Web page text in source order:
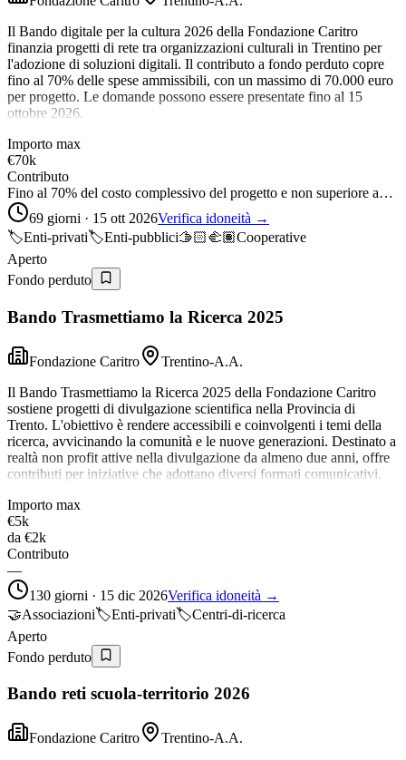
Il Bando digitale per la cultura 2026 della Fondazione Caritro
finanzia progetti di rete tra organizzazioni culturali in Trentino per
l'adozione di soluzioni digitali. Il contributo a fondo perduto copre
fino al 70% delle spese ammissibili, con un massimo di 70.000 euro
per progetto. Le domande possono essere presentate fino al 15
ottobre 2026.
Importo max
€70k
Contributo
Fino al 70% del costo complessivo del progetto e non superiore a…
69 giorni · 15 ott 2026Verifica idoneità →
🏷️Enti-privati🏷️Enti-pubblici🫱🏻‍🫲🏽Cooperative
Aperto
Fondo perduto
Bando Trasmettiamo la Ricerca 2025
Fondazione Caritro
Trentino-A.A.
Il Bando Trasmettiamo la Ricerca 2025 della Fondazione Caritro
sostiene progetti di divulgazione scientifica nella Provincia di
Trento. L'obiettivo è rendere accessibili e coinvolgenti i temi della
ricerca, avvicinando la comunità e le nuove generazioni. Destinato a
realtà non profit attive nella divulgazione da almeno due anni, offre
contributi per iniziative che adottano diversi formati comunicativi.
Importo max
€5k
da €2k
Contributo
—
130 giorni · 15 dic 2026Verifica idoneità →
🤝Associazioni🏷️Enti-privati🏷️Centri-di-ricerca
Aperto
Fondo perduto
Bando reti scuola-territorio 2026
Fondazione Caritro
Trentino-A.A.